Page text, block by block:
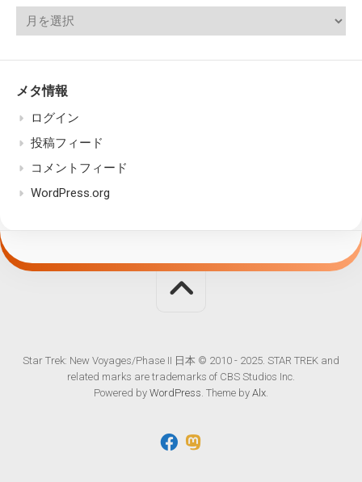
メタ情報
ログイン
投稿フィード
コメントフィード
WordPress.org
Star Trek: New Voyages/Phase II 日本 © 2010 - 2025. STAR TREK and
related marks are trademarks of CBS Studios Inc.
Powered by WordPress . Theme by Alx